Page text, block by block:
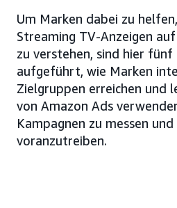
Um Marken dabei zu
Streaming TV-Anzeigen
zu verstehen, sind hier
aufgeführt, wie Marken
Zielgruppen erreichen und
von Amazon Ads
Kampagnen zu messen
voranzutreiben.